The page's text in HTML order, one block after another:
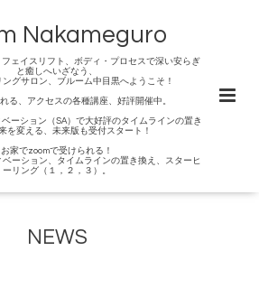
Nakameguro
ェイスリフト、ボディ・プロセスで深い安らぎ
と癒しへいざなう、
グサロン、ブルーム中目黒へようこそ！
る、アクセスの各種講座、好評開催中。
ーション（SA）で大好評のタイムラインの置き
を変える、未来版も受付スタート！
お家でzoomで受けられる！
ーション、タイムラインの置き換え、スターヒ
ーリング（１，２，３）。
NEWS